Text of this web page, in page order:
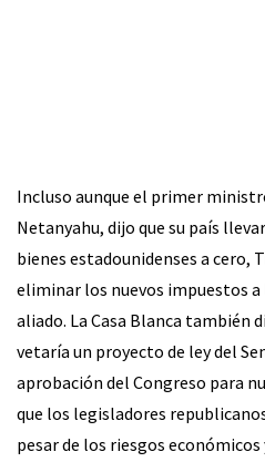
Incluso aunque el primer
Netanyahu, dijo que su país
bienes estadounidenses a cero,
eliminar los nuevos impuestos
aliado. La Casa Blanca también
vetaría un proyecto de ley del
aprobación del Congreso para
que los legisladores
pesar de los riesgos